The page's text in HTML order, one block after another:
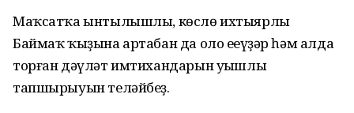
Маҡсатҡа ынтылышлы, көслө ихтыярлы
Баймаҡ ҡыҙына артабан да оло еңеүҙәр һәм алда
торған дәүләт имтихандарын уңышлы
тапшырыуын теләйбеҙ.